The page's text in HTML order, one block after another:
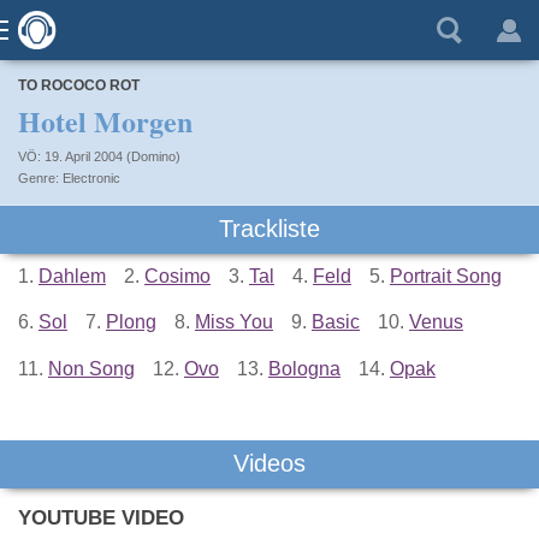
TO ROCOCO ROT
Hotel Morgen
VÖ: 19. April 2004 (Domino)
Electronic
Trackliste
1. Dahlem 2. Cosimo 3. Tal 4. Feld 5. Portrait Song
6. Sol 7. Plong 8. Miss You 9. Basic 10. Venus
11. Non Song 12. Ovo 13. Bologna 14. Opak
Videos
YOUTUBE VIDEO